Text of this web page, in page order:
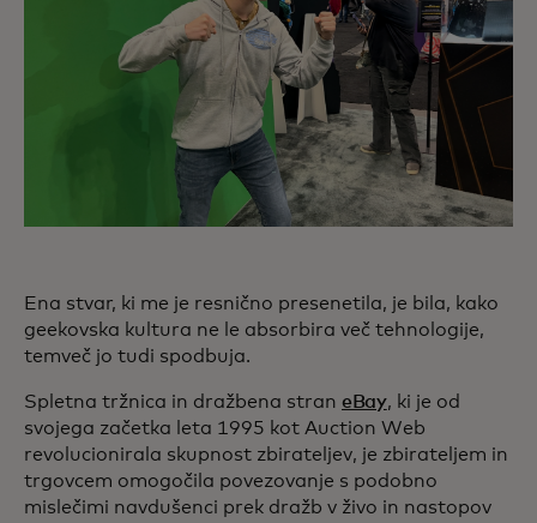
Ena stvar, ki me je resnično presenetila, je bila, kako
geekovska kultura ne le absorbira več tehnologije,
temveč jo tudi spodbuja.
Spletna tržnica in dražbena stran eBay, ki je od
svojega začetka leta 1995 kot Auction Web
revolucionirala skupnost zbirateljev, je zbirateljem in
trgovcem omogočila povezovanje s podobno
mislečimi navdušenci prek dražb v živo in nastopov